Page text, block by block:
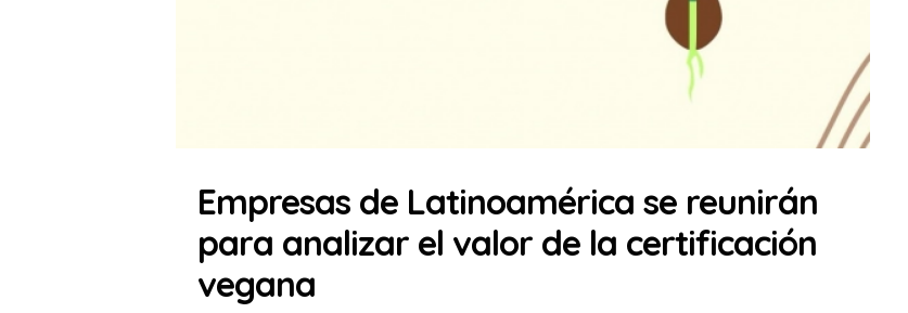
Empresas de Latinoamérica se reunirán
para analizar el valor de la certificación
vegana